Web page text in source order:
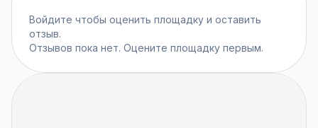
Войдите чтобы оценить площадку и оставить
отзыв.
Отзывов пока нет. Оцените площадку первым.